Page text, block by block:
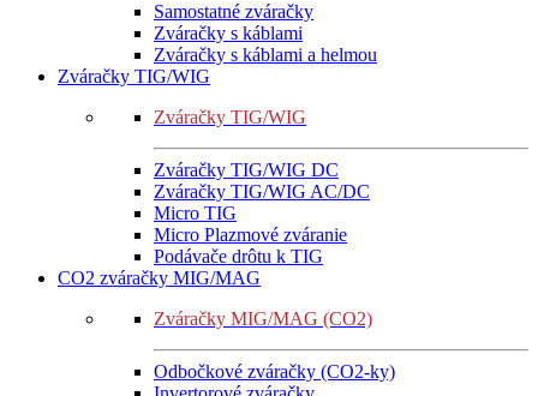
Samostatné zváračky
Zváračky s káblami
Zváračky s káblami a helmou
Zváračky TIG/WIG
Zváračky TIG/WIG
Zváračky TIG/WIG DC
Zváračky TIG/WIG AC/DC
Micro TIG
Micro Plazmové zváranie
Podávače drôtu k TIG
CO2 zváračky MIG/MAG
Zváračky MIG/MAG (CO2)
Odbočkové zváračky (CO2-ky)